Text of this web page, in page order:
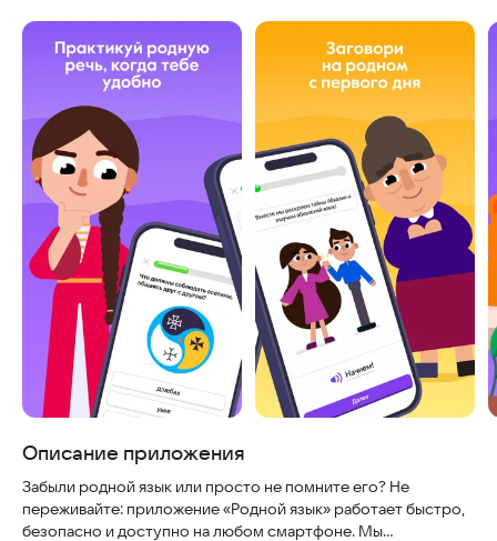
Скриншоты
Описание приложения
Забыли родной язык или просто не помните его? Не
переживайте: приложение «Родной язык» работает быстро,
безопасно и доступно на любом смартфоне. Мы